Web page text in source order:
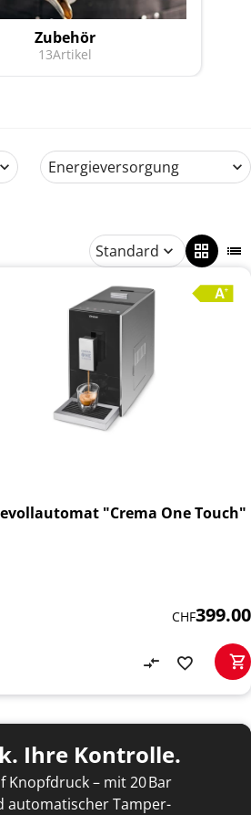
Zubehör
13Artikel
Energieversorgung
Standard
"Crema One Touch"
CHF399.00
Ihre Kontrolle.
Knopfdruck – mit 20 Bar
automatischer Tamper-